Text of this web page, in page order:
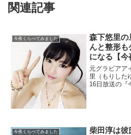
関連記事
今夜くらべてみました
森下悠里の
んと整形
になる【今
元グラビアア
里（もりした
16日放送の『
今夜くらべてみました
柴田淳は彼